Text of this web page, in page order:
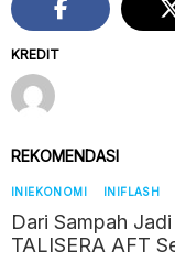
KREDIT
REKOMENDASI
INIEKONOMI INIFLASH
Dari Sampah
TALISERA AFT